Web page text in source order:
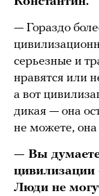
— Гораздо
серьезные и
нравятся или
а вот
дикая — она
не можете, она
— Вы
Люди не